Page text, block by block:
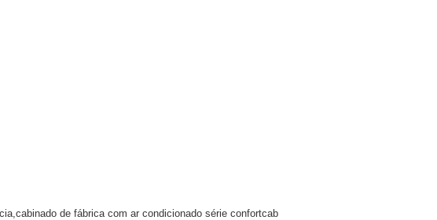
de fábrica com ar condicionado série confortcab